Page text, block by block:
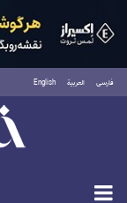
فارسی العربية English